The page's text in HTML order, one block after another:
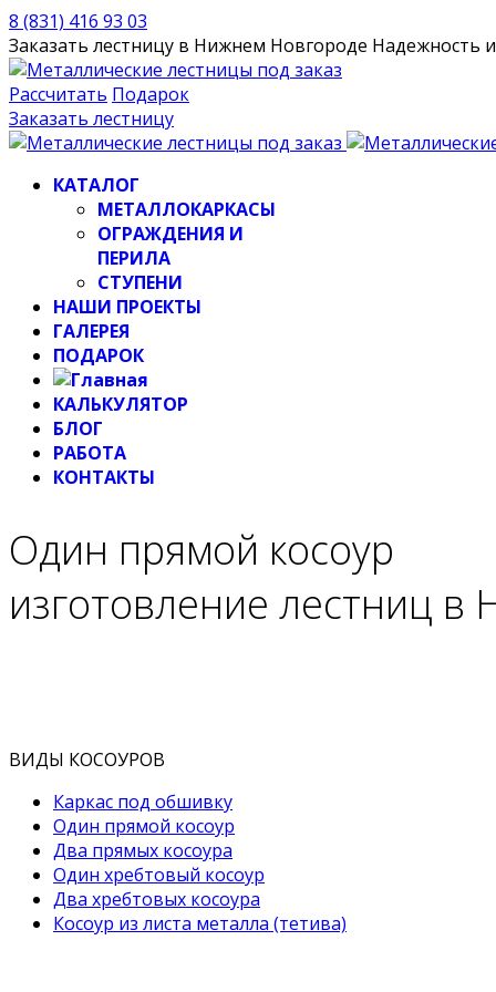
8 (831) 416 93 03
Заказать лестницу в Нижнем Новгороде Надежность
Рассчитать Подарок
Заказать лестницу
КАТАЛОГ
МЕТАЛЛОКАРКАСЫ
ОГРАЖДЕНИЯ И
ПЕРИЛА
СТУПЕНИ
НАШИ ПРОЕКТЫ
ГАЛЕРЕЯ
ПОДАРОК
КАЛЬКУЛЯТОР
БЛОГ
РАБОТА
КОНТАКТЫ
Один прямой косоур
изготовление лестниц
ВИДЫ КОСОУРОВ
Каркас под обшивку
Один прямой косоур
Два прямых косоура
Один хребтовый косоур
Два хребтовых косоура
Косоур из листа металла (тетива)